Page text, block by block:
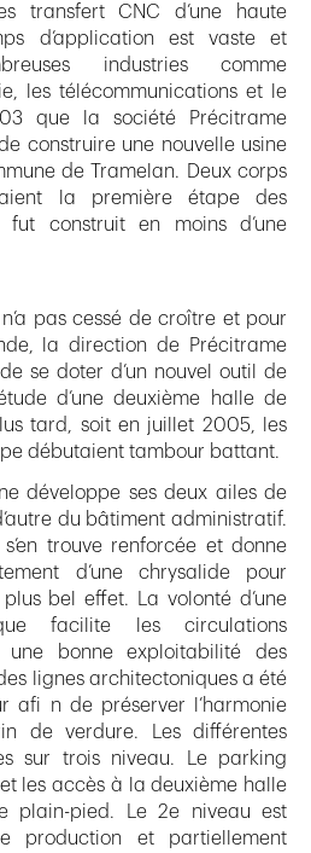
transfert CNC d’une haute
d’application est vaste et
industries comme
les télécommunications et le
que la société Précitrame
construire une nouvelle usine
de Tramelan. Deux corps
la première étape des
fut construit en moins d’une
n’a pas cessé de croître et pour
la direction de Précitrame
se doter d’un nouvel outil de
d’une deuxième halle de
tard, soit en juillet 2005, les
débutaient tambour battant.
développe ses deux ailes de
du bâtiment administratif.
s’en trouve renforcée et donne
d’une chrysalide pour
bel effet. La volonté d’une
facilite les circulations
une bonne exploitabilité des
lignes architectoniques a été
afi n de préserver l’harmonie
de verdure. Les différentes
sur trois niveau. Le parking
les accès à la deuxième halle
plain-pied. Le 2e niveau est
production et partiellement